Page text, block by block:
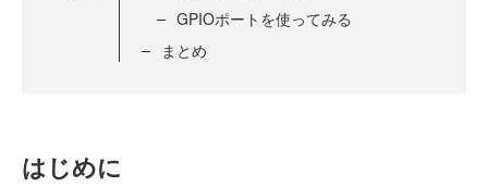
GPIOポートを使ってみる
まとめ
はじめに